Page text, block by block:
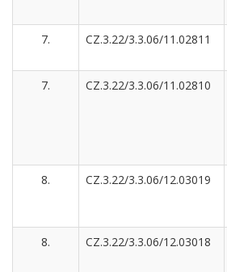
7. CZ.3.22/3.3.06/11.02811
7. CZ.3.22/3.3.06/11.02810
8.
CZ.3.22/3.3.06/12.03019
8.
CZ.3.22/3.3.06/12.03018